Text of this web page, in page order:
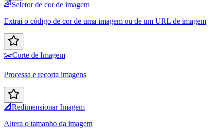
🌈Seletor de cor de imagem
Extrai o código de cor de uma imagem ou de um URL de imagem
✂️Corte de Imagem
Processa e recorta imagens
📐Redimensionar Imagem
Altera o tamanho da imagem